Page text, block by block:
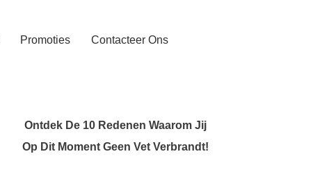
Promoties Contacteer Ons
Ontdek De 10 Redenen Waarom Jij
Op Dit Moment Geen Vet Verbrandt!